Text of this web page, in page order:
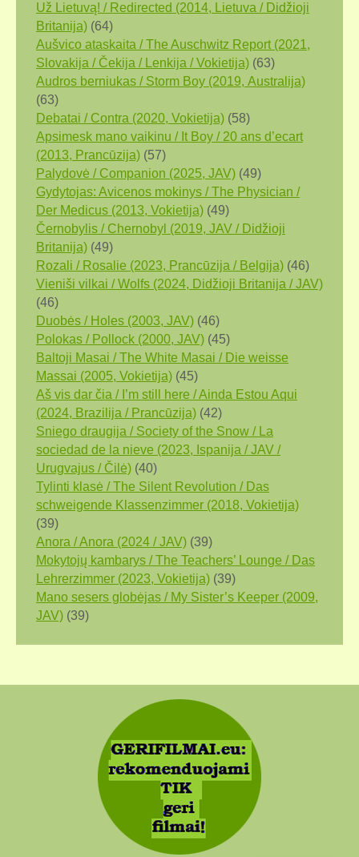
Už Lietuvą! / Redirected (2014, Lietuva / Didžioji
Britanija) (64)
Aušvico ataskaita / The Auschwitz Report (2021,
Slovakija / Čekija / Lenkija / Vokietija) (63)
Audros berniukas / Storm Boy (2019, Аustralija)
(63)
Debatai / Contra (2020, Vokietija) (58)
Apsimesk mano vaikinu / It Boy / 20 ans d’ecart
(2013, Prancūzija) (57)
Palydovė / Companion (2025, JAV) (49)
Gydytojas: Avicenos mokinys / The Physician /
Der Medicus (2013, Vokietija) (49)
Černobylis / Chernobyl (2019, JAV / Didžioji
Britanija) (49)
Rozali / Rosalie (2023, Prancūzija / Belgija) (46)
Vieniši vilkai / Wolfs (2024, Didžioji Britanija / JAV)
(46)
Duobės / Holes (2003, JAV) (46)
Polokas / Pollock (2000, JAV) (45)
Baltoji Masai / The White Masai / Die weisse
Massai (2005, Vokietija) (45)
Aš vis dar čia / I’m still here / Ainda Estou Aqui
(2024, Brazilija / Prancūzija) (42)
Sniego draugija / Society of the Snow / La
sociedad de la nieve (2023, Ispanija / JAV /
Urugvajus / Čilė) (40)
Tylinti klasė / The Silent Revolution / Das
schweigende Klassenzimmer (2018, Vokietija)
(39)
Anora / Anora (2024 / JAV) (39)
Mokytojų kambarys / The Teachers’ Lounge / Das
Lehrerzimmer (2023, Vokietija) (39)
Mano sesers globėjas / My Sister’s Keeper (2009,
JAV) (39)